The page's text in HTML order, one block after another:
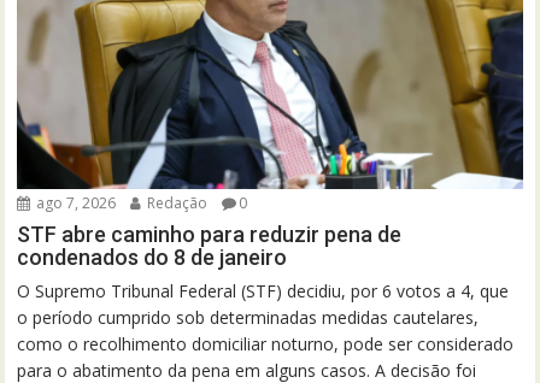
ago 7, 2026 Redação 0
STF abre caminho para reduzir pena de
condenados do 8 de janeiro
O Supremo Tribunal Federal (STF) decidiu, por 6 votos a 4, que
o período cumprido sob determinadas medidas cautelares,
como o recolhimento domiciliar noturno, pode ser considerado
para o abatimento da pena em alguns casos. A decisão foi